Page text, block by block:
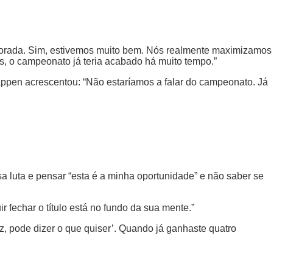
Sim, estivemos muito bem. Nós realmente maximizamos
o campeonato já teria acabado há muito tempo.”
acrescentou: “Não estaríamos a falar do campeonato. Já
e pensar “esta é a minha oportunidade” e não saber se
fechar o título está no fundo da sua mente.”
pode dizer o que quiser’. Quando já ganhaste quatro